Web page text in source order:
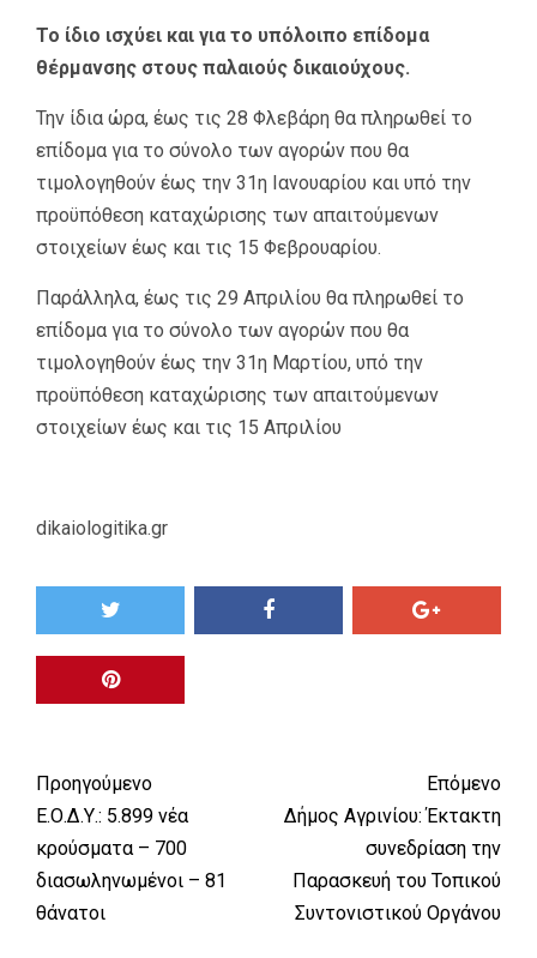
Το ίδιο ισχύει και για το υπόλοιπο επίδομα
θέρμανσης στους παλαιούς δικαιούχους.
Την ίδια ώρα, έως τις 28 Φλεβάρη θα πληρωθεί το
επίδομα για το σύνολο των αγορών που θα
τιμολογηθούν έως την 31η Ιανουαρίου και υπό την
προϋπόθεση καταχώρισης των απαιτούμενων
στοιχείων έως και τις 15 Φεβρουαρίου.
Παράλληλα, έως τις 29 Απριλίου θα πληρωθεί το
επίδομα για το σύνολο των αγορών που θα
τιμολογηθούν έως την 31η Μαρτίου, υπό την
προϋπόθεση καταχώρισης των απαιτούμενων
στοιχείων έως και τις 15 Απριλίου
dikaiologitika.gr
Προηγούμενο
Ε.Ο.Δ.Υ.: 5.899 νέα
κρούσματα – 700
διασωληνωμένοι – 81
θάνατοι
Επόμενο
Δήμος Αγρινίου: Έκτακτη
συνεδρίαση την
Παρασκευή του Τοπικού
Συντονιστικού Οργάνου